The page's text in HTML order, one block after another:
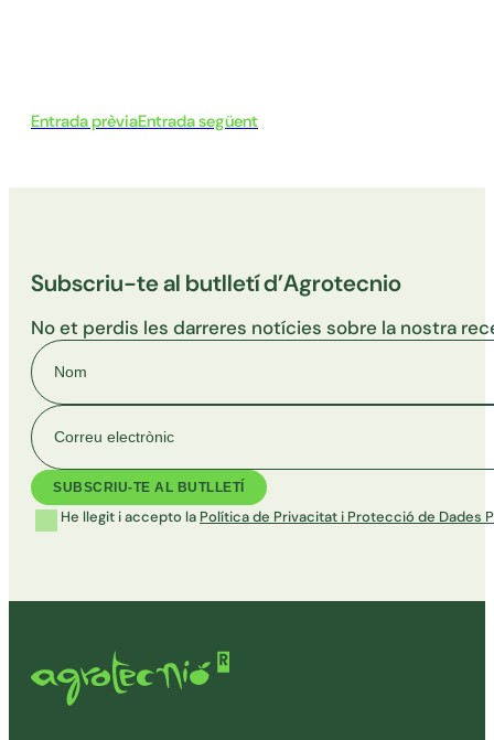
Entrada prèviaEntrada següent
Subscriu-te al butlletí d’Agrotecnio
No et perdis les darreres notícies sobre la nostra
Nom
Correu electrònic
He llegit i accepto la Política de Privacitat i Protecció de Dades